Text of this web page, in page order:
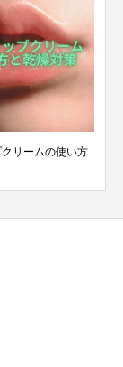
リームの使い方